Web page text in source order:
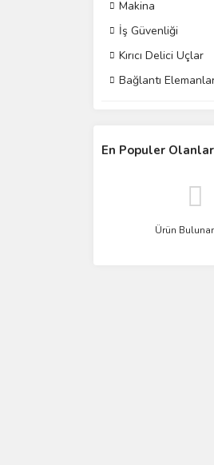
Makina
İş Güvenliği
Kırıcı Delici Uçlar
Bağlantı
En Populer Olanlar
Ürün